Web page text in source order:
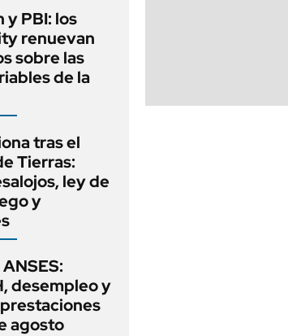
y PBI: los
renuevan
sobre las
de la
tras el
Tierras:
ley de
y
desempleo y
agosto